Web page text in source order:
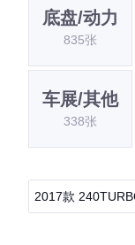
底盘/动力
835张
车展/其他
338张
2017款